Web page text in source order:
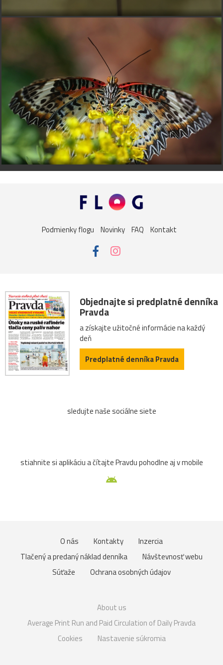
Podmienky flogu Novinky FAQ Kontakt
Objednajte si predplatné denníka
Pravda
a získajte užitočné informácie na každý
deň
Predplatné denníka Pravda
sledujte naše sociálne siete
stiahnite si aplikáciu a čítajte Pravdu pohodlne aj v mobile
O nás Kontakty
Inzercia
Tlačený a predaný náklad denníka
Návštevnosť webu
Súťaže
Ochrana osobných údajov
About us
Average Print Run and Paid Circulation of Daily Pravda
Cookies
Nastavenie súkromia